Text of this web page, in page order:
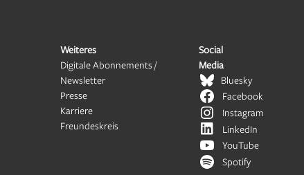
Weiteres
Digitale Abonnements /
Newsletter
Presse
Karriere
Freundeskreis
Social
Media
Bluesky
Facebook
Instagram
LinkedIn
YouTube
Spotify